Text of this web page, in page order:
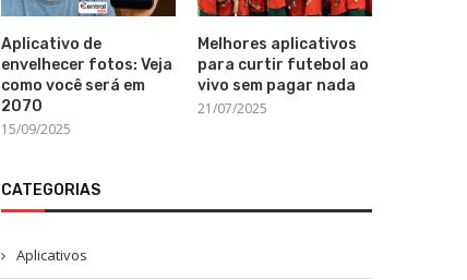
Aplicativo de
envelhecer fotos: Veja
como você será em
2070
15/09/2025
Melhores aplicativos
para curtir futebol ao
vivo sem pagar nada
21/07/2025
CATEGORIAS
Aplicativos